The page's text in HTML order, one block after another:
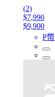
(2)
$7,990
$9,900
P幣